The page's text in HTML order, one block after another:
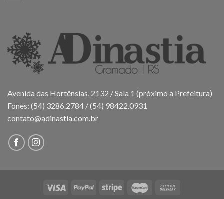
Avenida das Hortênsias, 2132 / Sala 1 (próximo a Prefeitura)
Fones: (54) 3286.2784 / (54) 98422.0931
contato@adinastia.com.br